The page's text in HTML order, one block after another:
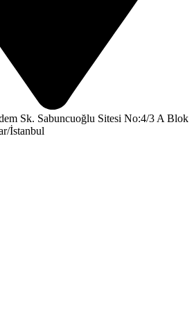
Sk. Sabuncuoğlu Sitesi No:4/3 A Blok
İstanbul